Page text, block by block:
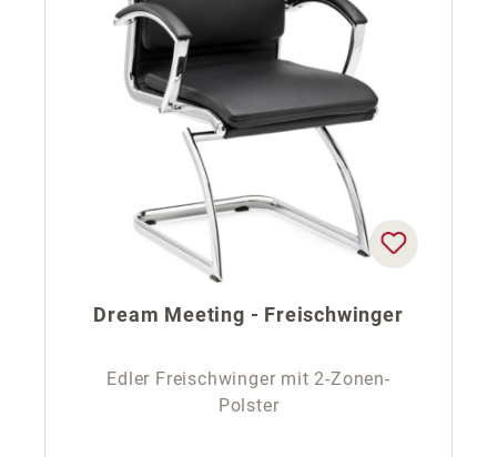
Dream Meeting - Freischwinger
Edler Freischwinger mit 2-Zonen-
Polster